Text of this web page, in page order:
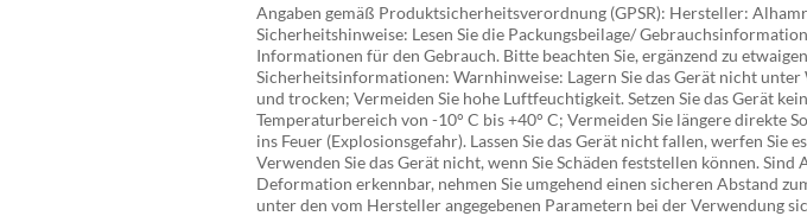
Angaben gemäß Produktsicherheitsverordnung (GPSR): Hersteller:
Sicherheitshinweise: Lesen Sie die Packungsbeilage/
Informationen für den Gebrauch. Bitte beachten Sie, ergänzend zu
Sicherheitsinformationen: Warnhinweise: Lagern Sie das Gerät nicht unter
und trocken; Vermeiden Sie hohe Luftfeuchtigkeit. Setzen Sie das Gerät
Temperaturbereich von -10° C bis +40° C; Vermeiden Sie längere direkte
ins Feuer (Explosionsgefahr). Lassen Sie das Gerät nicht fallen, werfen
Verwenden Sie das Gerät nicht, wenn Sie Schäden feststellen können.
Deformation erkennbar, nehmen Sie umgehend einen sicheren Abstand
unter den vom Hersteller angegebenen Parametern bei der Verwendung